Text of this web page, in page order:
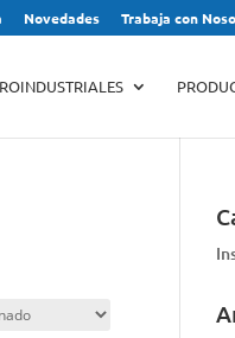
Novedades Trabaja con